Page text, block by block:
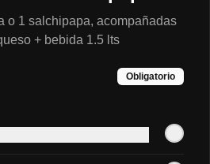
Pan 100% vegetal, hamburguesa not
o 1 salchipapa, acompañadas
+ bebida 1.5 lts
Obligatorio